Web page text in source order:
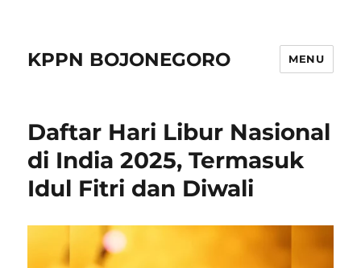
KPPN BOJONEGORO MENU
Daftar Hari Libur Nasional
di India 2025, Termasuk
Idul Fitri dan Diwali